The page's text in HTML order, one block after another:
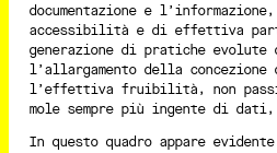
documentazione e
accessibilità e di effettiva
generazione di pratiche evolute
l’allargamento della
l’effettiva fruibilità, non
mole sempre più ingente di
In questo quadro appare